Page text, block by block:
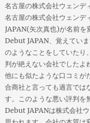
名古屋の株式会社ウェンデ
名古屋の株式会社ウェン
JAPAN(矢次真也)が名前を
Debut JAPAN、覚えてい
のようなことをしていたり
判が絶えない会社でしたよ
他にも似たような口コミが
合商社と言っても過言では
す。このような悪い評判を
Debut JAPANは株式会社